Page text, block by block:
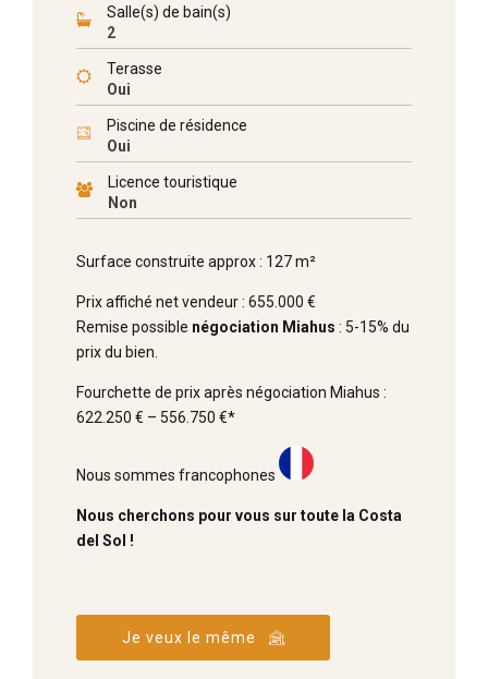
Salle(s) de bain(s)
2
Terasse
Oui
Piscine de résidence
Oui
Licence touristique
Non
Surface construite approx : 127 m²
Prix affiché net vendeur : 655.000 €
Remise possible négociation Miahus : 5-15% du
prix du bien.
Fourchette de prix après négociation Miahus :
622.250 € – 556.750 €*
Nous sommes francophones
Nous cherchons pour vous sur toute la Costa
del Sol !
Je veux le même